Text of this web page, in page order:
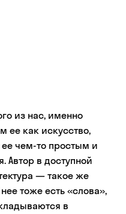
из нас, именно
ее как искусство,
ее чем-то простым и
в доступной
— такое же
тоже есть «слова»,
в